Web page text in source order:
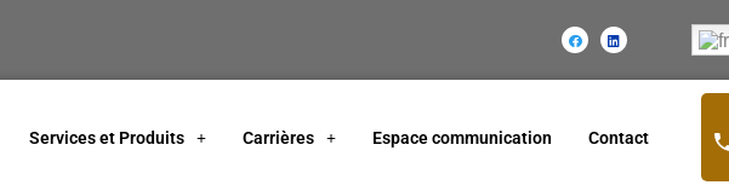
Services et Produits Carrières Espace communication Contact